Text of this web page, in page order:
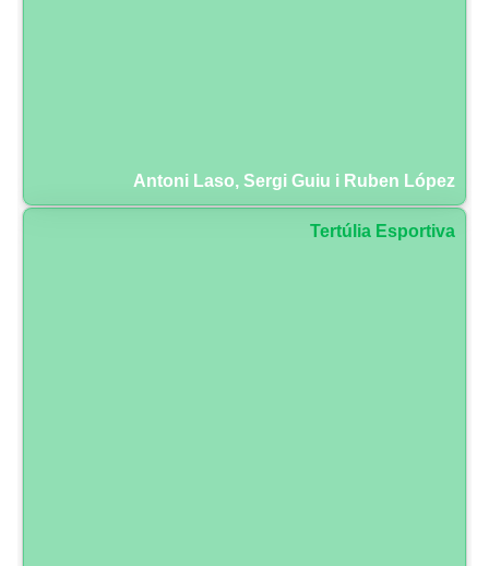
Antoni Laso, Sergi Guiu i Ruben López
Tertúlia Esportiva